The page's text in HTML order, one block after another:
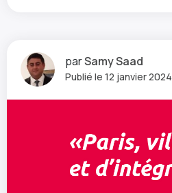
parSamy Saad
Publié le 12 janvier 2024